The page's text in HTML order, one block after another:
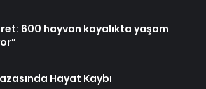
600 hayvan kayalıkta yaşam
Hayat Kaybı